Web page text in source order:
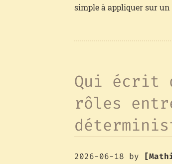
simple à appliquer sur
Qui écrit
rôles
2026-06-18 by